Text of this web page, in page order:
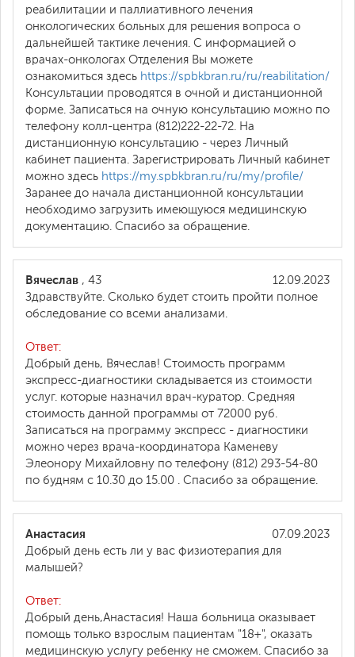
реабилитации и паллиативного лечения
онкологических больных для решения вопроса о
дальнейшей тактике лечения. С информацией о
врачах-онкологах Отделения Вы можете
ознакомиться здесь https://spbkbran.ru/ru/reabilitation/
Консультации проводятся в очной и дистанционной
форме. Записаться на очную консультацию можно по
телефону колл-центра (812)222-22-72. На
дистанционную консультацию - через Личный
кабинет пациента. Зарегистрировать Личный кабинет
можно здесь https://my.spbkbran.ru/ru/my/profile/
Заранее до начала дистанционной консультации
необходимо загрузить имеющуюся медицинскую
документацию. Спасибо за обращение.
12.09.2023
Вячеслав , 43
Здравствуйте. Сколько будет стоить пройти полное
обследование со всеми анализами.
Ответ:
Добрый день, Вячеслав! Стоимость программ
экспресс-диагностики складывается из стоимости
услуг. которые назначил врач-куратор. Средняя
стоимость данной программы от 72000 руб.
Записаться на программу экспресс - диагностики
можно через врача-координатора Каменеву
Элеонору Михайловну по телефону (812) 293-54-80
по будням с 10.30 до 15.00 . Спасибо за обращение.
07.09.2023
Анастасия
Добрый день есть ли у вас физиотерапия для
малышей?
Ответ:
Добрый день,Анастасия! Наша больница оказывает
помощь только взрослым пациентам "18+", оказать
медицинскую услугу ребенку не сможем. Спасибо за